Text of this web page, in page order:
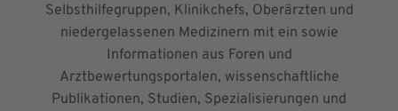
Selbsthilfegruppen, Klinikchefs, Oberärzten und
niedergelassenen Medizinern mit ein sowie
Informationen aus Foren und
Arztbewertungsportalen, wissenschaftliche
Publikationen, Studien, Spezialisierungen und